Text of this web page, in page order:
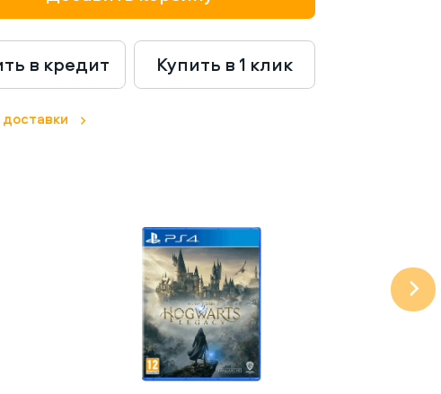
в кредит Купить в 1 клик